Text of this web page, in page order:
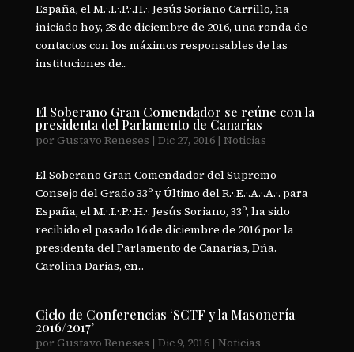
España, el M.·.I.·.P.·.H.·. Jesús Soriano Carrillo, ha
iniciado hoy, 28 de diciembre de 2016, una ronda de
contactos con los máximos responsables de las
instituciones de...
El Soberano Gran Comendador se reúne con la
presidenta del Parlamento de Canarias
por Gustavo Reneses | Dic 27, 2016| Noticias
El Soberano Gran Comendador del Supremo
Consejo del Grado 33º y Último del R.·.E.·.A.·.A.·. para
España, el M.·.I.·.P.·.H.·. Jesús Soriano, 33º, ha sido
recibido el pasado 16 de diciembre de 2016 por la
presidenta del Parlamento de Canarias, Dña.
Carolina Darias, en...
Ciclo de Conferencias ‘SCTF y la Masonería
2016/2017’
por Gustavo Reneses | Dic 9, 2016| Noticias